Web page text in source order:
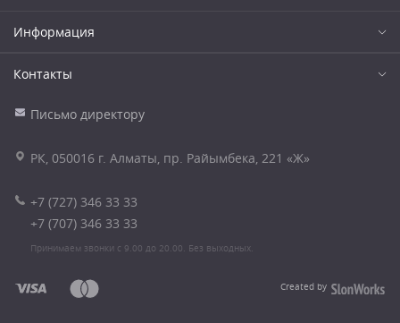
Информация
Контакты
Письмо директору
РК, 050016 г. Алматы, пр. Райымбека, 221 «Ж»
+7 (727) 346 33 33
+7 (707) 346 33 33
Принимаем звонки с 9.00 до 20.00. Без выходных.
Created by